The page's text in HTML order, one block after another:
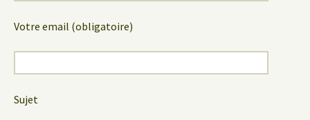
Votre email (obligatoire)
Sujet